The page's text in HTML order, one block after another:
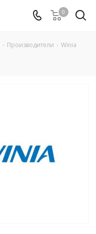
0
- Производители - Winia